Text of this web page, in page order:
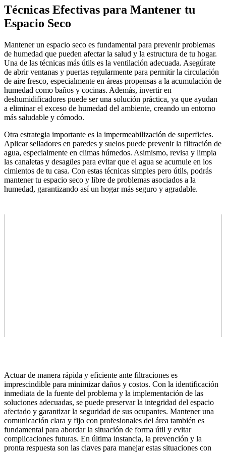
Técnicas Efectivas para Mantener tu
Espacio Seco
Mantener un espacio seco es fundamental para prevenir problemas
de humedad que pueden afectar la salud y la estructura de tu hogar.
Una de las técnicas más útils es la ventilación adecuada. Asegúrate
de abrir ventanas y puertas regularmente para permitir la circulación
de aire fresco, especialmente en áreas propensas a la acumulación de
humedad como baños y cocinas. Además, invertir en
deshumidificadores puede ser una solución práctica, ya que ayudan
a eliminar el exceso de humedad del ambiente, creando un entorno
más saludable y cómodo.
Otra estrategia importante es la impermeabilización de superficies.
Aplicar selladores en paredes y suelos puede prevenir la filtración de
agua, especialmente en climas húmedos. Asimismo, revisa y limpia
las canaletas y desagües para evitar que el agua se acumule en los
cimientos de tu casa. Con estas técnicas simples pero útils, podrás
mantener tu espacio seco y libre de problemas asociados a la
humedad, garantizando así un hogar más seguro y agradable.
Actuar de manera rápida y eficiente ante filtraciones es
imprescindible para minimizar daños y costos. Con la identificación
inmediata de la fuente del problema y la implementación de las
soluciones adecuadas, se puede preservar la integridad del espacio
afectado y garantizar la seguridad de sus ocupantes. Mantener una
comunicación clara y fijo con profesionales del área también es
fundamental para abordar la situación de forma útil y evitar
complicaciones futuras. En última instancia, la prevención y la
pronta respuesta son las claves para manejar estas situaciones con